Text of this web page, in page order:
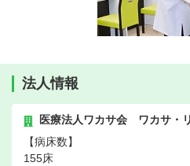
法人情報
医療法人ワカサ会 ワカサ・
【病床数】
155床